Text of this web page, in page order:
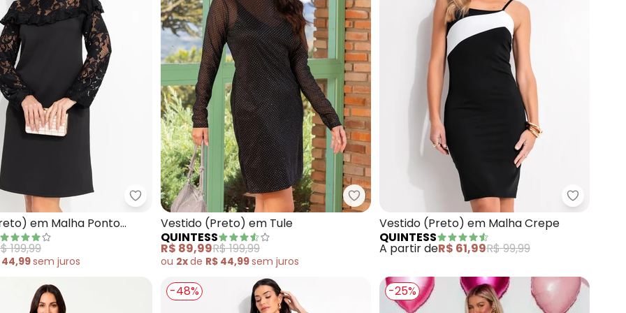
(Preto) em Malha PlissadaQuintess - Vestido (Preto) em Malha Ponto Roma Sarjado
em Malha Ponto
199,99
44,99sem juros
Quintess - Vestido (Preto) em Tule
Vestido (Preto) em Tule
QUINTESS
R$ 89,99R$ 199,99
ou 2xde R$ 44,99sem juros
Quintess
Vestido (Preto) em Malha Crepe
QUINTESS
A partir deR$ 61,99R$ 99,99
-48% -25%